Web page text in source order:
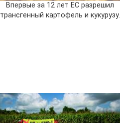
Впервые за 12 лет ЕС разрешил
трансгенный картофель и кукурузу.